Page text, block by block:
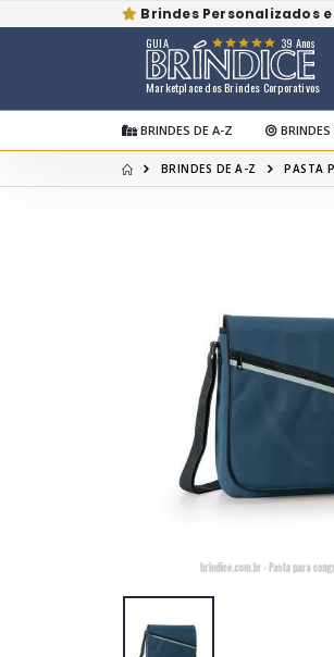
Brindes Personalizados
Marketplace dos Brindes Corporativos
GUIA 39 Anos
BRINDES DE A-Z
BRINDES DE A-Z PASTA